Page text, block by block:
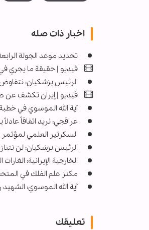
اخبار ذات صله
تحديد موعد الجولة
فيديو | حقیقة ما يجري
الرئيس بزشكيان:
فيديو | إيران تكشف عن
آية الله الموسوي في
عراقجي: نريد اتفاقاً
السكرتير العلمي لمؤتمر
الرئيس بزشكيان: لن
الخارجية الإيرانية:
مکنز علم الفلك في
آية الله الموسوي:
تعليقك